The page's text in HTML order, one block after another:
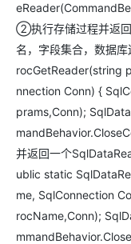
②执行存储过程并返
名，字段集合，数据
rocGetReader(string
nnection Conn) {
prams,Conn);
并返回一个
ublic static
me, SqlConnection
rocName,Conn);